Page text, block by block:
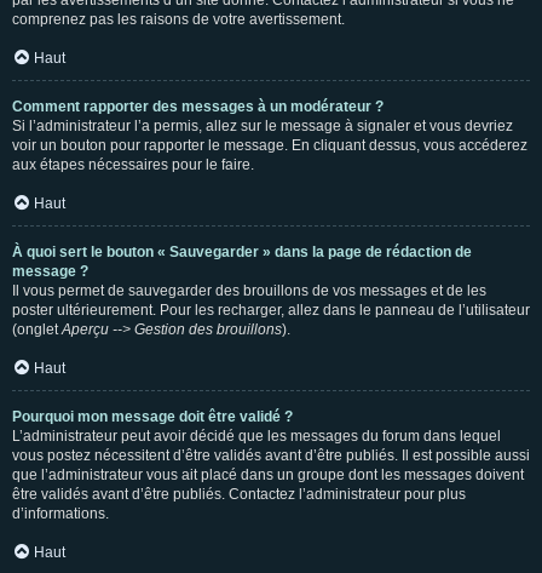
comprenez pas les raisons de votre avertissement.
Haut
Comment rapporter des messages à un modérateur ?
Si l’administrateur l’a permis, allez sur le message à signaler et vous devriez
voir un bouton pour rapporter le message. En cliquant dessus, vous accéderez
aux étapes nécessaires pour le faire.
Haut
À quoi sert le bouton « Sauvegarder » dans la page de rédaction de
message ?
Il vous permet de sauvegarder des brouillons de vos messages et de les
poster ultérieurement. Pour les recharger, allez dans le panneau de l’utilisateur
(ongletAperçu --> Gestion des brouillons).
Haut
Pourquoi mon message doit être validé ?
L’administrateur peut avoir décidé que les messages du forum dans lequel
vous postez nécessitent d’être validés avant d’être publiés. Il est possible aussi
que l’administrateur vous ait placé dans un groupe dont les messages doivent
être validés avant d’être publiés. Contactez l’administrateur pour plus
d’informations.
Haut